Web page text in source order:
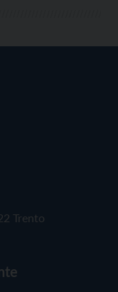
Trento